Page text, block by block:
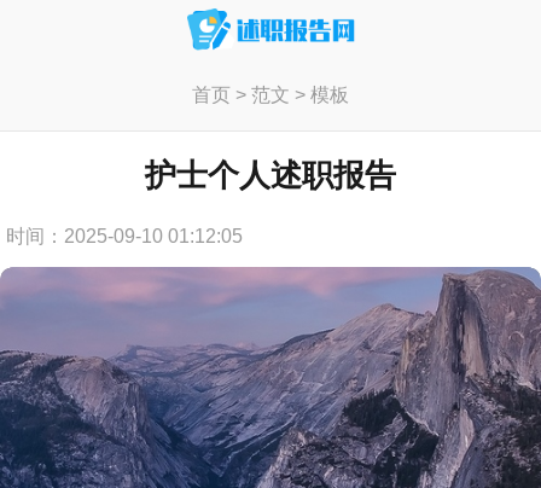
首页> 范文 > 模板
护士个人述职报告
时间：2025-09-10 01:12:05